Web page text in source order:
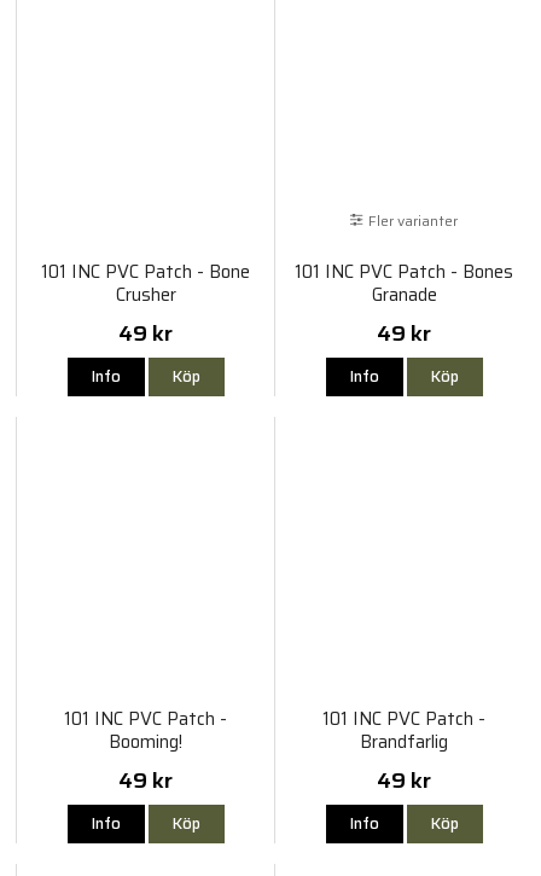
101 INC PVC Patch - Bone
Crusher
49 kr
Info Köp
Fler varianter
101 INC PVC Patch - Bones
Granade
49 kr
Info Köp
101 INC PVC Patch -
Booming!
49 kr
Info Köp
101 INC PVC Patch -
Brandfarlig
49 kr
Info Köp